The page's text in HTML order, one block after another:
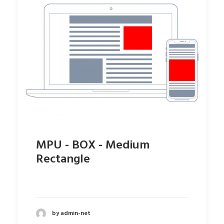
MPU - BOX - Medium
Rectangle
by admin-net